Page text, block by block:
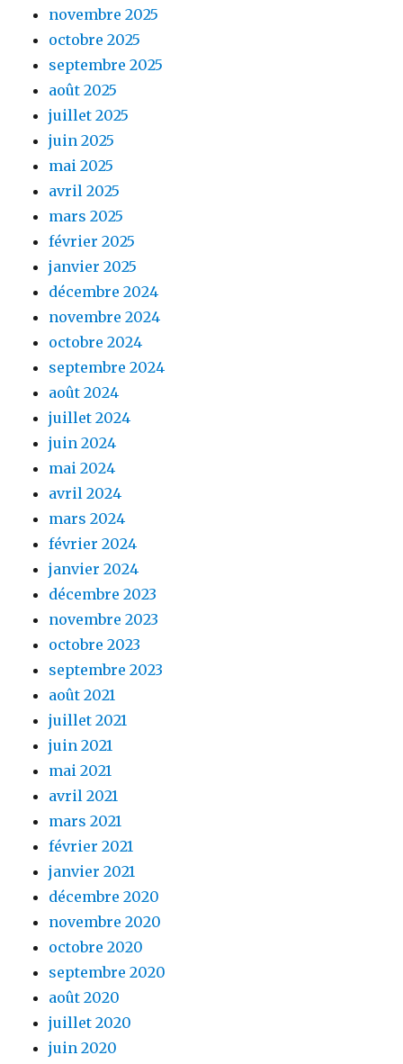
novembre 2025
octobre 2025
septembre 2025
août 2025
juillet 2025
juin 2025
mai 2025
avril 2025
mars 2025
février 2025
janvier 2025
décembre 2024
novembre 2024
octobre 2024
septembre 2024
août 2024
juillet 2024
juin 2024
mai 2024
avril 2024
mars 2024
février 2024
janvier 2024
décembre 2023
novembre 2023
octobre 2023
septembre 2023
août 2021
juillet 2021
juin 2021
mai 2021
avril 2021
mars 2021
février 2021
janvier 2021
décembre 2020
novembre 2020
octobre 2020
septembre 2020
août 2020
juillet 2020
juin 2020